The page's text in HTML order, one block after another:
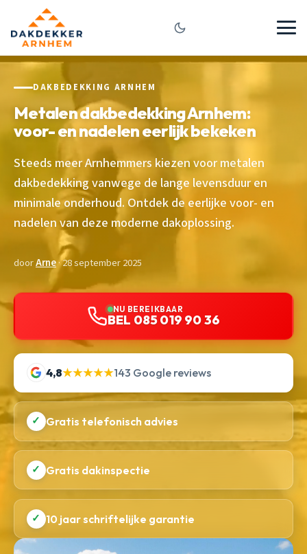
DAKBEDEKKING ARNHEM
Metalen dakbedekking Arnhem:
voor- en nadelen eerlijk bekeken
Steeds meer Arnhemmers kiezen voor metalen
dakbedekking vanwege de lange levensduur en
minimale onderhoud. Ontdek de eerlijke voor- en
nadelen van deze moderne dakoplossing.
doorArne· 28 september 2025
NU BEREIKBAAR
BEL 085 019 90 36
4,8★★★★★143 Google reviews
✓ Gratis telefonisch advies
✓ Gratis dakinspectie
✓ 10 jaar schriftelijke garantie